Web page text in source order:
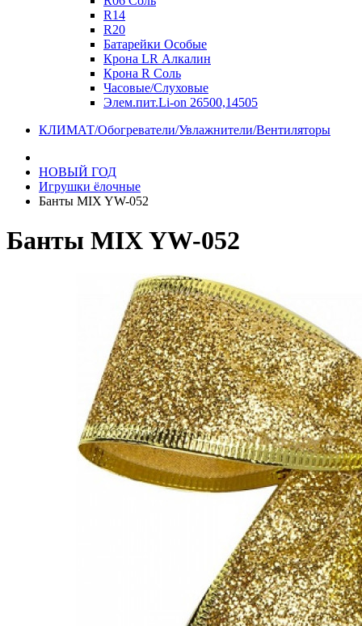
R14
R20
Батарейки Особые
Крона LR Алкалин
Крона R Соль
Часовые/Слуховые
Элем.пит.Li-on 26500,14505
КЛИМАТ/Обогреватели/Увлажнители/Вентиляторы
НОВЫЙ ГОД
Игрушки ёлочные
Банты MIX YW-052
Банты MIX YW-052